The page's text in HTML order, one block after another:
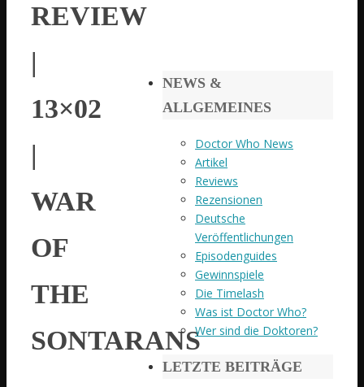
REVIEW
|
13×02
|
WAR
OF
THE
SONTARANS
NEWS &
ALLGEMEINES
Doctor Who News
Artikel
Reviews
Rezensionen
Deutsche
Veröffentlichungen
Episodenguides
Gewinnspiele
Die Timelash
Was ist Doctor Who?
Wer sind die Doktoren?
LETZTE BEITRÄGE